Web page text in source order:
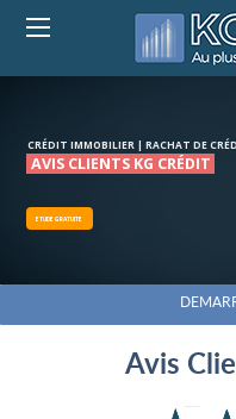
CRÉDIT IMMOBILIER | RACHAT DE
AVIS CLIENTS KG CRÉDIT
ETUDE GRATUITE
Avis